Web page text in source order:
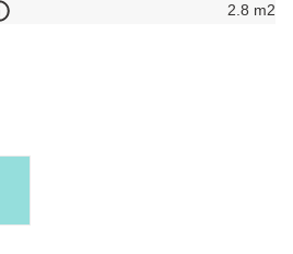
2.8 m2